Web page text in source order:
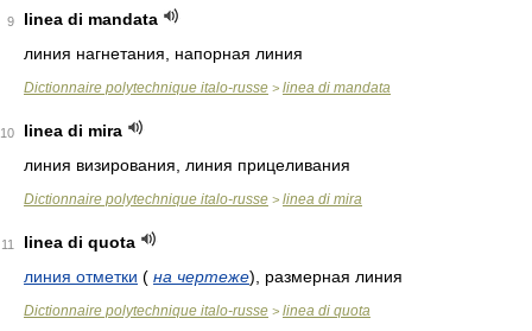
9
linea di mandata
линия нагнетания, напорная линия
Dictionnaire polytechnique italo-russe > linea di mandata
10
linea di mira
линия визирования, линия прицеливания
Dictionnaire polytechnique italo-russe > linea di mira
11
linea di quota
линия отметки ( на чертеже) , размерная линия
Dictionnaire polytechnique italo-russe > linea di quota